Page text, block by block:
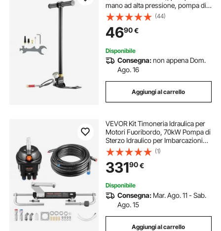
mano ad alta pressione, pompa di
gonfiaggio dell'aria a 3 stadi,
pompa con staffa di ricarica PCP,
raffreddata ad acqua, nero, acciaio
inossidab
(44)
4690€
Disponibile
Consegna:non appena Dom.
Ago. 16
Aggiungi al carrello
VEVOR Kit Timoneria Idraulica per
Motori Fuoribordo, 70kW Pompa di
Sterzo Idraulico per Imbarcazioni
1000 PSI 5 Giri da Blocco Corsa 200
mm, Sistema per Sterzo Idraulico
con Tubi Flessibili per Barche
(1)
33190€
Disponibile
Consegna: Mar. Ago. 11 - Sab.
Ago. 15
Aggiungi al carrello